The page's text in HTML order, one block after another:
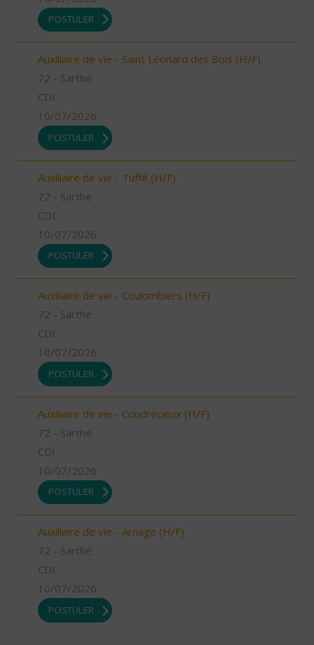
POSTULER
Auxiliaire de vie - Saint Léonard des Bois (H/F)
72 - Sarthe
CDI
10/07/2026
POSTULER
Auxiliaire de vie - Tuffé (H/F)
72 - Sarthe
CDI
10/07/2026
POSTULER
Auxiliaire de vie - Coulombiers (H/F)
72 - Sarthe
CDI
10/07/2026
POSTULER
Auxiliaire de vie - Coudrecieux (H/F)
72 - Sarthe
CDI
10/07/2026
POSTULER
Auxiliaire de vie - Arnage (H/F)
72 - Sarthe
CDI
10/07/2026
POSTULER